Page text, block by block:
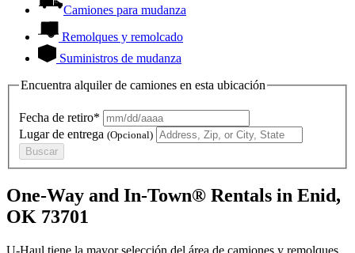
Camiones para mudanza
Remolques y remolcado
Suministros de mudanza
Encuentra alquiler de camiones en esta ubicación
Fecha de retiro*
Lugar de entrega (Opcional)
Buscar
One-Way and In-Town® Rentals in Enid,
OK 73701
U-Haul tiene la mayor selección del área de camiones y remolques